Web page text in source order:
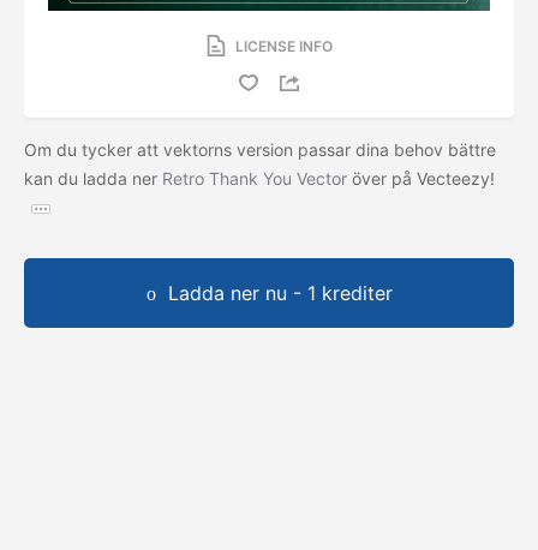
LICENSE INFO
Om du tycker att vektorns version passar dina behov bättre
kan du ladda ner Retro Thank You Vector över på Vecteezy!
Ladda ner nu - 1 krediter